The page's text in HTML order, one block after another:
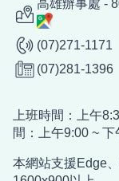
高雄辦事處 -
(07)271-1171
(07)281-1396
上班時間：上午
間：上午9:00 ~
本網站支援Edge